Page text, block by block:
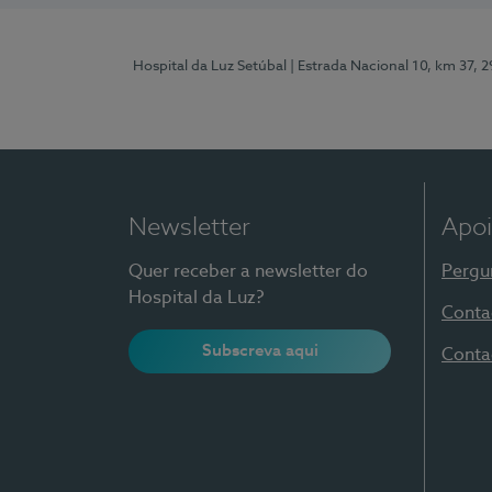
Hospital da Luz Setúbal | Estrada Nacional 10, km 37,
Newsletter
Quer receber a newsletter do
Hospital da Luz?
Subscreva aqui